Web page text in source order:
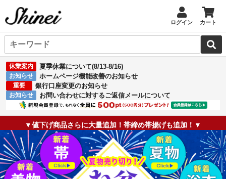
ログイン カート
休業案内 夏季休業について(8/13-8/16)
お知らせ ホームページ機能改善のお知らせ
重要 銀行口座変更のお知らせ
お知らせ お問い合わせに対するご返信メールについて
▼値下げ商品さらに大量追加！帯締め帯揚げも追加！▼